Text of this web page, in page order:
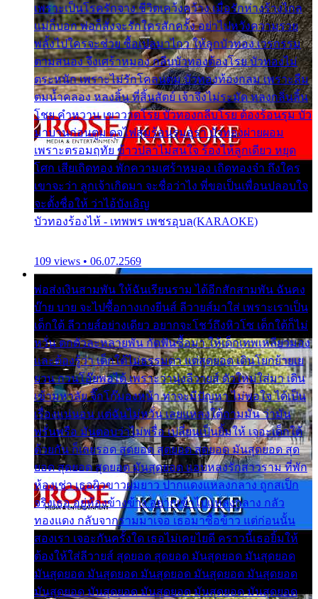
เพราะเป็นโรครักจาง ชีวิตเคว้งคว้าง เมื่อรักห่างร้างไกล
แม่ก็บอก พ่อก็สั่งจะรักใครสักครั้ง อย่าไปหวังความรวย
พลั้งไปใครจะช่วย ซื้อเปลมาไกว ให้ลูกบัวทอง เวรกรรม
ตามสนอง จึงเศร้าหมอง กลีบบัวทองต้องโรย บัวทองไม่
ตระหนัก เพราะไม่รักโคลนตม บัวทองท้องกลม เพราะลืม
ตมน้ำคลอง หลงลิ้น ที่สิ้นสัตย์ เจ้าจึงไม่ระมัด หลงกลิ่นลิ้น
โชย คำหวาน เขาวาดโรย บัวทองกลีบโรย ต้องร้อนรุม บัว
มาบานก่อนตูม ดุจไฟสุมร้อนรุมอุรา บัวทองผ่ายผอม
เพราะตรอมฤทัย ข้าวปลาไม่สนใจ ร้องไห้ลูกเดียว หยุด
โศก เสียเถิดทอง พักความเศร้าหมอง เถิดทองจ๋า ถึงใคร
เขาจะว่า ลูกเจ้าเกิดมา จะชื่อว่าไง พี่ขอเป็นเพื่อนปลอบใจ
จะตั้งชื่อให้ ว่าไอ้บังเอิญ
บัวทองร้องไห้ - เทพพร เพชรอุบล(KARAOKE)
109 views • 06.07.2569
พ่อส่งเงินสามพัน ให้ฉันเรียนราม ได้อีกสักสามพัน ฉันคง
บ๊าย บาย จะไปซื้อกางเกงยีนส์ ลีวายส์มาใส่ เพราะเราเป็น
เด็กใต้ ลีวายส์อย่างเดียว อยากจะโชว์ถึงหิวโซ เด็กใต้ก็ไม่
หวั่น ตกตัวละหลายพัน กัดฟันซื้อมา ให้เด็กเทพเหลียวมอง
และต้องรู้ว่า เด็กใต้ไม่ธรรมดา แต่สุดยอด เดินโยกย้ายเย
ยวน กวนโอ๊ยพอได้ เพราะว่านุ่งลีวายส์ ตัวใหม่ใส่มา เดิน
เข้ามหาลัย จิ๊กโก๊มองหน้า ท่าจะมีปัญหา ไม่พอใจ ได้เป็น
เรื่องแน่นอน แต่ฉันไม่หวั่น เลยแหลงใต้ถามมัน ว่ามัน
พรั่นพรือ มันตอบว่าไม่พรื่อ เปลี่ยนเป็นยิ้มให้ เจอะเด็กใต้
ด้วยกัน ก็เลยรอด สุดยอด สุดยอด สุดยอด มันสุดยอด สุด
ยอด สุดยอด สุดยอด มันสุดยอด แอบหลงรักสาวราม ที่พัก
ห้องเช่า เธอผิวขาวผมยาว ปากแดงแหลงกลาง ถูกสเป็ก
จริงเธอ อยู่ห้องข้างข้าง อยากเข้าไปแหลงกลาง กลัว
ทองแดง กลับจากรามมาเจอ เธอมาซื้อข้าว แต่ก่อนนั้น
สองเรา เจอะกันครั้งใด เธอไม่เคยไยดี คราวนี้เธอยิ้มให้
ต้องให้ใส่ลีวายส์ สุดยอด สุดยอด มันสุดยอด มันสุดยอด
มันสุดยอด มันสุดยอด มันสุดยอด มันสุดยอด มันสุดยอด
มันสุดยอด มันสุดยอด มันสุดยอด มันสุดยอด มันสุดยอด